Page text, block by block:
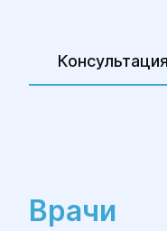
Врачи